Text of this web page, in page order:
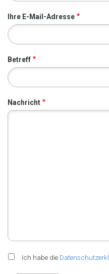
Ihre E-Mail-Adresse
Betreff
Nachricht
Ich habe die